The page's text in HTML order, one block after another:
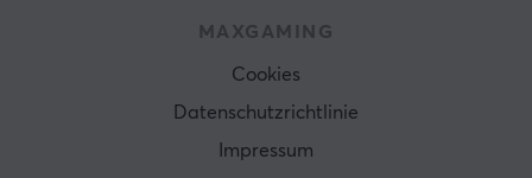
MAXGAMING
Cookies
Datenschutzrichtlinie
Impressum